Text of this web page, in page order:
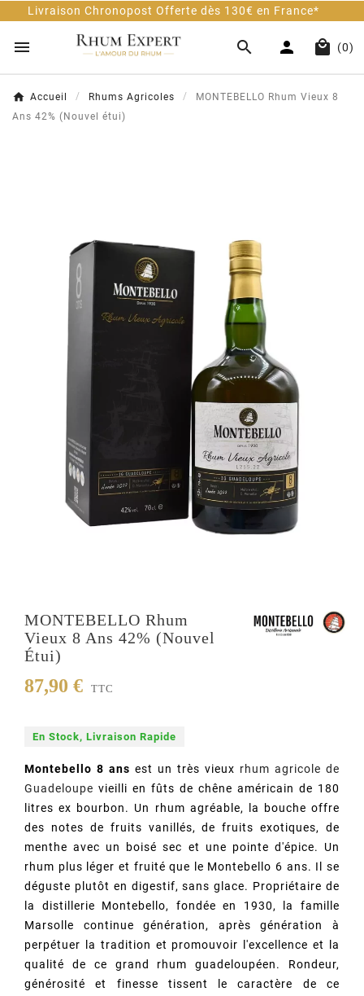
Chronopost Offerte dès 130€ en France*
    (0)
Accueil Rhums Agricoles
MONTEBELLO Rhum Vieux 8
Ans 42% (Nouvel étui)
MONTEBELLO Rhum
Vieux 8 Ans 42% (Nouvel
Étui)
87,90 € TTC
En Stock, Livraison Rapide
Montebello 8 ans est un très vieux rhum agricole de
Guadeloupe vieilli en fûts de chêne américain de 180
litres ex bourbon. Un rhum agréable, la bouche offre
des notes de fruits vanillés, de fruits exotiques, de
menthe avec un boisé sec et une pointe d'épice. Un
rhum plus léger et fruité que le Montebello 6 ans. Il se
déguste plutôt en digestif, sans glace. Propriétaire de
la distillerie Montebello, fondée en 1930, la famille
Marsolle continue génération, après génération à
perpétuer la tradition et promouvoir l'excellence et la
qualité de ce grand rhum guadeloupéen. Rondeur,
générosité et finesse tissent le caractère de ce